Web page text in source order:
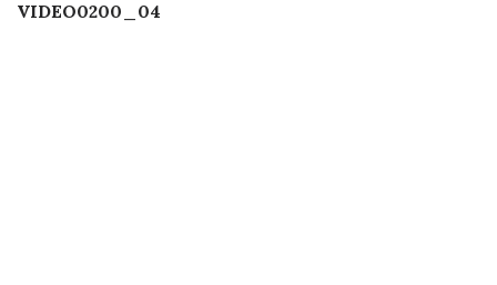
navigation
VIDEO0200_04